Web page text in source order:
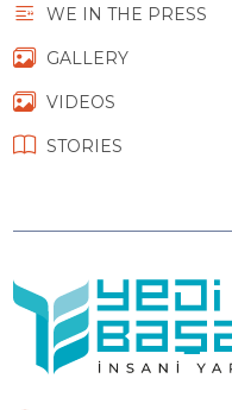
WE IN THE PRESS
GALLERY
VIDEOS
STORIES